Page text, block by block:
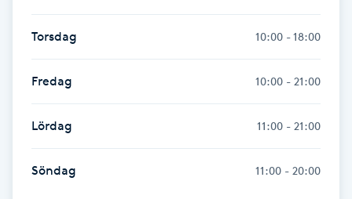
Huduppstramning
Hudvård
Hyaluronsyra
Hyperhidros
Torsdag 10:00 - 18:00
Fredag 10:00 - 21:00
Lördag 11:00 - 21:00
Söndag 11:00 - 20:00